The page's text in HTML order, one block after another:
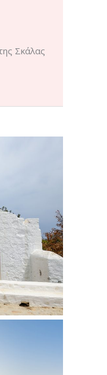
Σκάλας